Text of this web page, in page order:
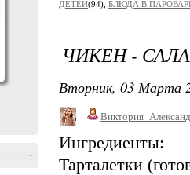
-
ДЕТЕЙ(94), БЛЮДА В
ЧИКЕН -
Вторник, 03 Марта
Ингредиенты:
Тарталетки